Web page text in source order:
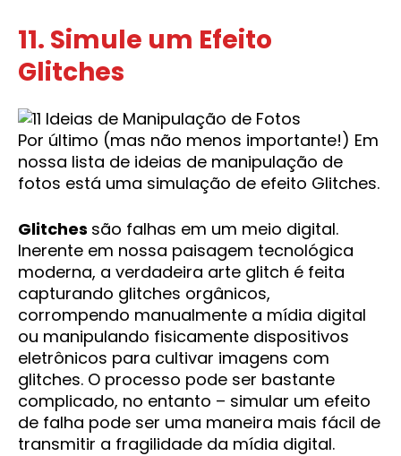
11. Simule um Efeito
Glitches
Por último (mas não menos importante!) Em
nossa lista de ideias de manipulação de
fotos está uma simulação de efeito Glitches.
Glitches são falhas em um meio digital.
Inerente em nossa paisagem tecnológica
moderna, a verdadeira arte glitch é feita
capturando glitches orgânicos,
corrompendo manualmente a mídia digital
ou manipulando fisicamente dispositivos
eletrônicos para cultivar imagens com
glitches. O processo pode ser bastante
complicado, no entanto – simular um efeito
de falha pode ser uma maneira mais fácil de
transmitir a fragilidade da mídia digital.